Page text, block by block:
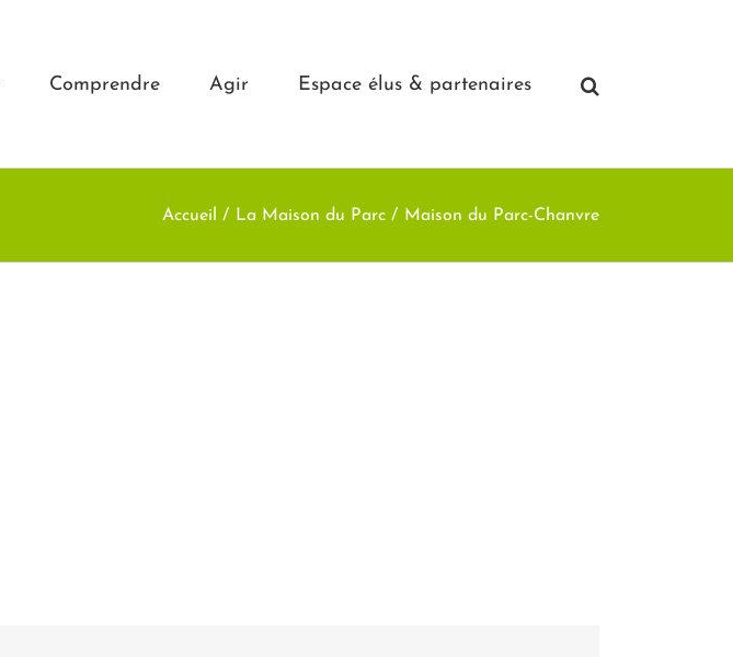
Comprendre Agir Espace élus & partenaires
Accueil La Maison du Parc Maison du Parc-Chanvre